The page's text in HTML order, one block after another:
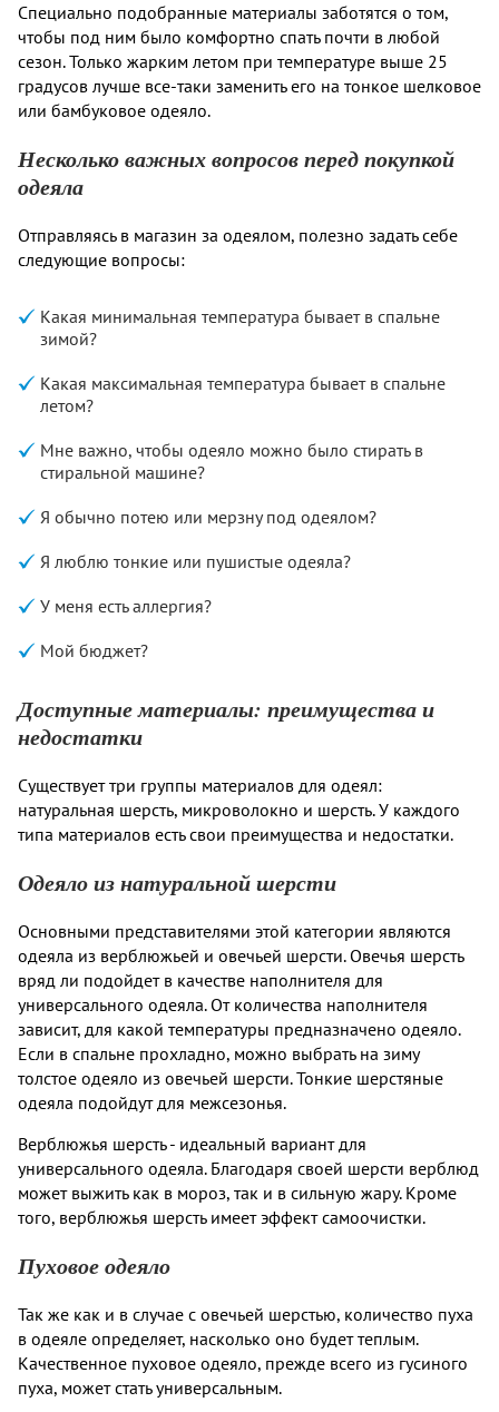
Специально подобранные материалы заботятся о том,
чтобы под ним было комфортно спать почти в любой
сезон. Только жарким летом при температуре выше 25
градусов лучше все-таки заменить его на тонкое шелковое
или бамбуковое одеяло.
Несколько важных вопросов перед покупкой
одеяла
Отправляясь в магазин за одеялом, полезно задать себе
следующие вопросы:
Какая минимальная температура бывает в спальне
зимой?
Какая максимальная температура бывает в спальне
летом?
Мне важно, чтобы одеяло можно было стирать в
стиральной машине?
Я обычно потею или мерзну под одеялом?
Я люблю тонкие или пушистые одеяла?
У меня есть аллергия?
Мой бюджет?
Доступные материалы: преимущества и
недостатки
Существует три группы материалов для одеял:
натуральная шерсть, микроволокно и шерсть. У каждого
типа материалов есть свои преимущества и недостатки.
Одеяло из натуральной шерсти
Основными представителями этой категории являются
одеяла из верблюжьей и овечьей шерсти. Овечья шерсть
вряд ли подойдет в качестве наполнителя для
универсального одеяла. От количества наполнителя
зависит, для какой температуры предназначено одеяло.
Если в спальне прохладно, можно выбрать на зиму
толстое одеяло из овечьей шерсти. Тонкие шерстяные
одеяла подойдут для межсезонья.
Верблюжья шерсть - идеальный вариант для
универсального одеяла. Благодаря своей шерсти верблюд
может выжить как в мороз, так и в сильную жару. Кроме
того, верблюжья шерсть имеет эффект самоочистки.
Пуховое одеяло
Так же как и в случае с овечьей шерстью, количество пуха
в одеяле определяет, насколько оно будет теплым.
Качественное пуховое одеяло, прежде всего из гусиного
пуха, может стать универсальным.